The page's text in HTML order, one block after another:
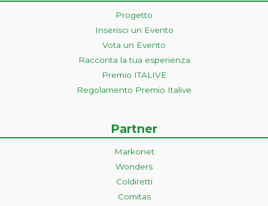
Progetto
Inserisci un Evento
Vota un Evento
Racconta la tua esperienza
Premio ITALIVE
Regolamento Premio Italive
Partner
Markonet
Wonders
Coldiretti
Comitas